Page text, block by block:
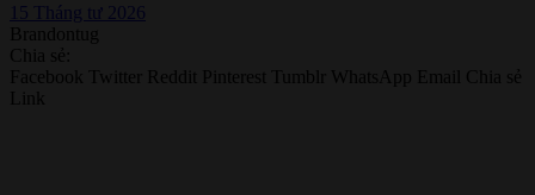
15 Tháng tư 2026
Brandontug
Chia sẻ:
Facebook Twitter Reddit Pinterest Tumblr WhatsApp Email
Chia sẻ
Link